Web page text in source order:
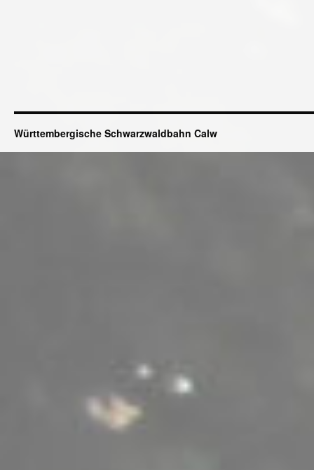
Württembergische Schwarzwaldbahn Calw